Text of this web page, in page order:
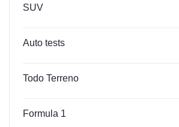
SUV
Auto tests
Todo Terreno
Formula 1